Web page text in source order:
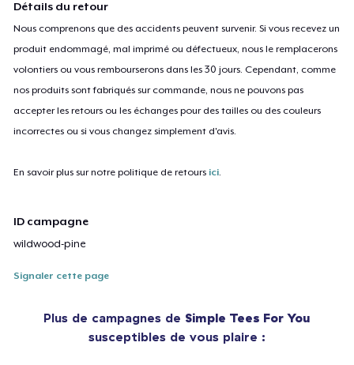
Détails du retour
Nous comprenons que des accidents peuvent survenir. Si vous recevez un
produit endommagé, mal imprimé ou défectueux, nous le remplacerons
volontiers ou vous rembourserons dans les 30 jours. Cependant, comme
nos produits sont fabriqués sur commande, nous ne pouvons pas
accepter les retours ou les échanges pour des tailles ou des couleurs
incorrectes ou si vous changez simplement d'avis.
En savoir plus sur notre politique de retours ici
ID campagne
wildwood-pine
Signaler cette page
Plus de campagnes de Simple Tees For You
susceptibles de vous plaire :